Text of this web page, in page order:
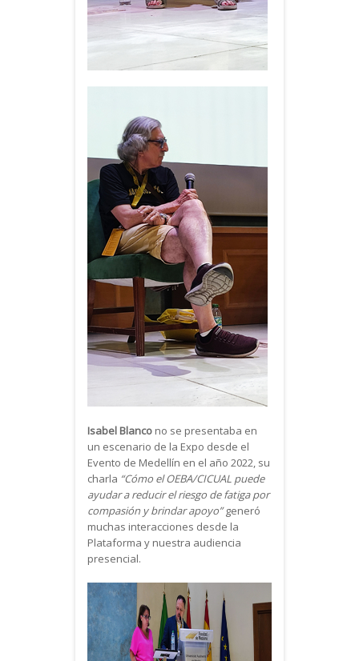
Isabel Blanco no se presentaba en
un escenario de la Expo desde el
Evento de Medellín en el año 2022, su
charla “Cómo el OEBA/CICUAL puede
ayudar a reducir el riesgo de fatiga por
compasión y brindar apoyo”generó
muchas interacciones desde la
Plataforma y nuestra audiencia
presencial.